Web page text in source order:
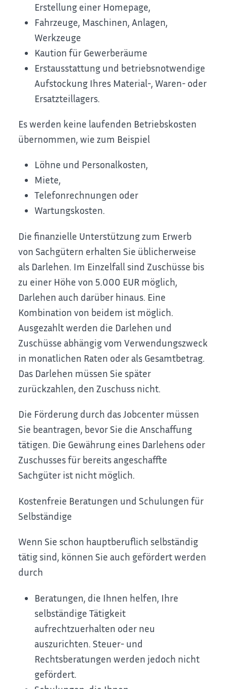
Erstellung einer Homepage,
Fahrzeuge, Maschinen, Anlagen,
Werkzeuge
Kaution für Gewerberäume
Erstausstattung und betriebsnotwendige
Aufstockung Ihres Material-, Waren- oder
Ersatzteillagers.
Es werden keine laufenden Betriebskosten
übernommen, wie zum Beispiel
Löhne und Personalkosten,
Miete,
Telefonrechnungen oder
Wartungskosten.
Die finanzielle Unterstützung zum Erwerb
von Sachgütern erhalten Sie üblicherweise
als Darlehen. Im Einzelfall sind Zuschüsse bis
zu einer Höhe von 5.000 EUR möglich,
Darlehen auch darüber hinaus. Eine
Kombination von beidem ist möglich.
Ausgezahlt werden die Darlehen und
Zuschüsse abhängig vom Verwendungszweck
in monatlichen Raten oder als Gesamtbetrag.
Das Darlehen müssen Sie später
zurückzahlen, den Zuschuss nicht.
Die Förderung durch das Jobcenter müssen
Sie beantragen, bevor Sie die Anschaffung
tätigen. Die Gewährung eines Darlehens oder
Zuschusses für bereits angeschaffte
Sachgüter ist nicht möglich.
Kostenfreie Beratungen und Schulungen für
Selbständige
Wenn Sie schon hauptberuflich selbständig
tätig sind, können Sie auch gefördert werden
durch
Beratungen, die Ihnen helfen, Ihre
selbständige Tätigkeit
aufrechtzuerhalten oder neu
auszurichten. Steuer- und
Rechtsberatungen werden jedoch nicht
gefördert.